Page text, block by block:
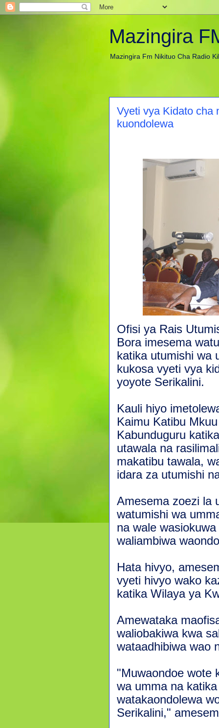
Mazingira
Mazingira Fm Nikituo Cha Radio
Vyeti vya Kidato cha
kuondolewa
Ofisi ya Rais
Bora imesema
katika utumishi wa
kukosa vyeti vya
yoyote Serikalini.
Kauli hiyo
Kaimu Katibu
Kabunduguru
utawala na
makatibu tawala,
idara za utumishi
Amesema zoezi la
watumishi wa
na wale
waliambiwa
Hata hivyo,
vyeti hivyo wako
katika Wilaya ya
Amewataka
waliobakiwa kwa
wataadhibiwa wao
"Muwaondoe wote
wa umma na
watakaondolewa
Serikalini,"